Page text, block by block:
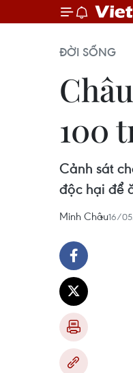
ĐỜI SỐNG
100
Cảnh sát
độc hại để
Minh Châu16/